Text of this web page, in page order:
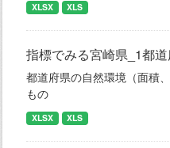
XLSX XLS
指標でみる宮崎県_1都
都道府県の自然環境（面積
もの
XLSX XLS